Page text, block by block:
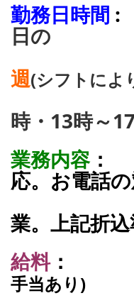
勤務日時間 :
日の
週(シフトによ
午前
時・13時～
業務内容：
応。お電話の
デー
業。上記折込
給料
手当あり)